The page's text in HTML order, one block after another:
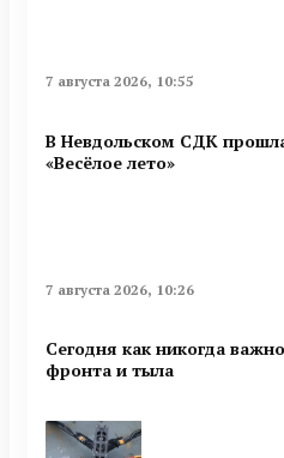
7 августа 2026, 10:55
В Невдольском СДК
«Весёлое лето»
7 августа 2026, 10:26
Сегодня как никогда
фронта и тыла